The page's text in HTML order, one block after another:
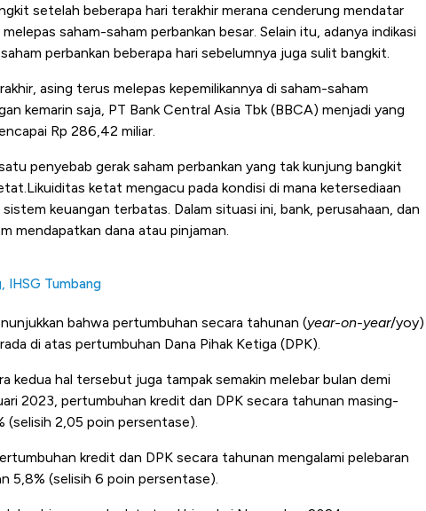
setelah beberapa hari terakhir merana cenderung mendatar
saham-saham perbankan besar. Selain itu, adanya indikasi
perbankan beberapa hari sebelumnya juga sulit bangkit.
asing terus melepas kepemilikannya di saham-saham
kemarin saja, PT Bank Central Asia Tbk (BBCA) menjadi yang
Rp 286,42 miliar.
penyebab gerak saham perbankan yang tak kunjung bangkit
ketat mengacu pada kondisi di mana ketersediaan
keuangan terbatas. Dalam situasi ini, bank, perusahaan, dan
mendapatkan dana atau pinjaman.
IHSG Tumbang
bahwa pertumbuhan secara tahunan (year-on-year/yoy)
di atas pertumbuhan Dana Pihak Ketiga (DPK).
kedua hal tersebut juga tampak semakin melebar bulan demi
2023, pertumbuhan kredit dan DPK secara tahunan masing-
(selisih 2,05 poin persentase).
kredit dan DPK secara tahunan mengalami pelebaran
5,8% (selisih 6 poin persentase).